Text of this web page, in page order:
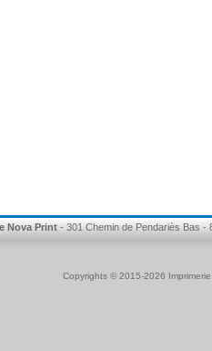
Nova Print - 301 Chemin de Pendariès Bas -
Copyrights © 2015-2026